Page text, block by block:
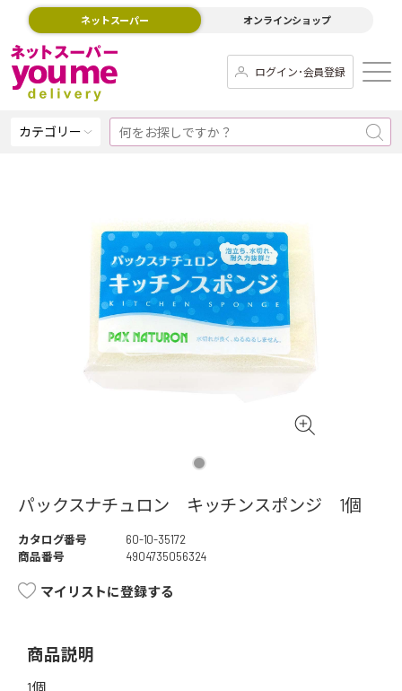
ネットスーパー オンラインショップ
ログイン･会員登録
カテゴリー
パックスナチュロン キッチンスポンジ 1個
カタログ番号
60-10-35172
商品番号
4904735056324
マイリストに登録する
商品説明
1個